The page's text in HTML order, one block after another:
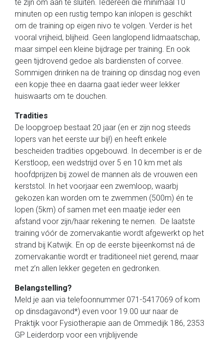
te zijn om aan te sluiten. Iedereen die minimaal 10
minuten op een rustig tempo kan inlopen is geschikt
om de training op eigen nivo te volgen. Verder is het
vooral vrijheid, blijheid. Geen langlopend lidmaatschap,
maar simpel een kleine bijdrage per training. En ook
geen tijdrovend gedoe als bardiensten of corvee.
Sommigen drinken na de training op dinsdag nog even
een kopje thee en daarna gaat ieder weer lekker
huiswaarts om te douchen.
Tradities
De loopgroep bestaat 20 jaar (en er zijn nog steeds
lopers van het eerste uur bij!) en heeft enkele
bescheiden tradities opgebouwd. In december is er de
Kerstloop, een wedstrijd over 5 en 10 km met als
hoofdprijzen bij zowel de mannen als de vrouwen een
kerststol. In het voorjaar een zwemloop, waarbj
gekozen kan worden om te zwemmen (500m) én te
lopen (5km) of samen met een maatje ieder een
afstand voor zijn/haar rekening te nemen. De laatste
training vóór de zomervakantie wordt afgewerkt op het
strand bij Katwijk. En op de eerste bijeenkomst ná de
zomervakantie wordt er traditioneel niet gerend, maar
met z’n allen lekker gegeten en gedronken.
Belangstelling?
Meld je aan via telefoonnummer 071-5417069 of kom
op dinsdagavond*) even voor 19.00 uur naar de
Praktijk voor Fysiotherapie aan de Ommedijk 186, 2353
GP Leiderdorp voor een vrijblijvende